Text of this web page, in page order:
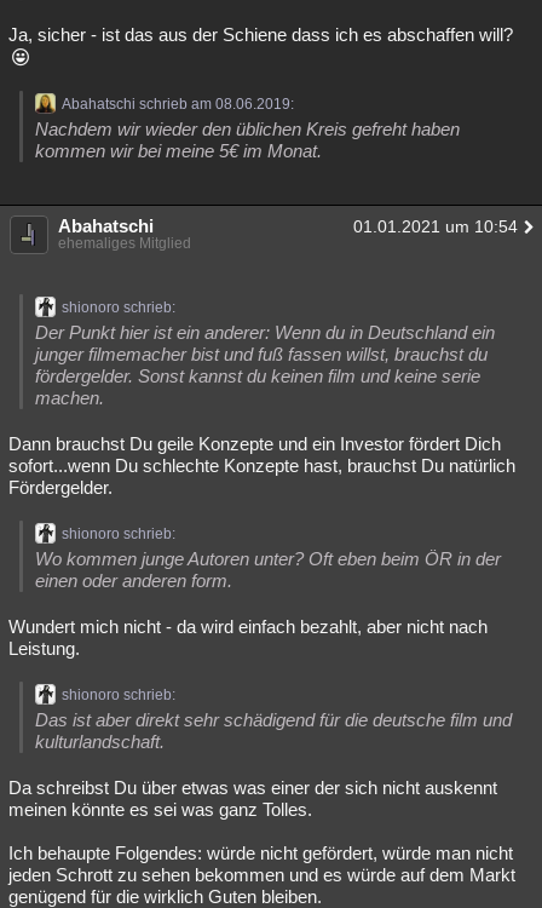
Ja, sicher - ist das aus der Schiene dass ich es abschaffen will?
Abahatschi schrieb am 08.06.2019:
Nachdem wir wieder den üblichen Kreis gefreht haben
kommen wir bei meine 5€ im Monat.
Abahatschi 01.01.2021 um 10:54
ehemaliges Mitglied
shionoro schrieb:
Der Punkt hier ist ein anderer: Wenn du in Deutschland ein
junger filmemacher bist und fuß fassen willst, brauchst du
fördergelder. Sonst kannst du keinen film und keine serie
machen.
Dann brauchst Du geile Konzepte und ein Investor fördert Dich
sofort...wenn Du schlechte Konzepte hast, brauchst Du natürlich
Fördergelder.
shionoro schrieb:
Wo kommen junge Autoren unter? Oft eben beim ÖR in der
einen oder anderen form.
Wundert mich nicht - da wird einfach bezahlt, aber nicht nach
Leistung.
shionoro schrieb:
Das ist aber direkt sehr schädigend für die deutsche film und
kulturlandschaft.
Da schreibst Du über etwas was einer der sich nicht auskennt
meinen könnte es sei was ganz Tolles.
Ich behaupte Folgendes: würde nicht gefördert, würde man nicht
jeden Schrott zu sehen bekommen und es würde auf dem Markt
genügend für die wirklich Guten bleiben.